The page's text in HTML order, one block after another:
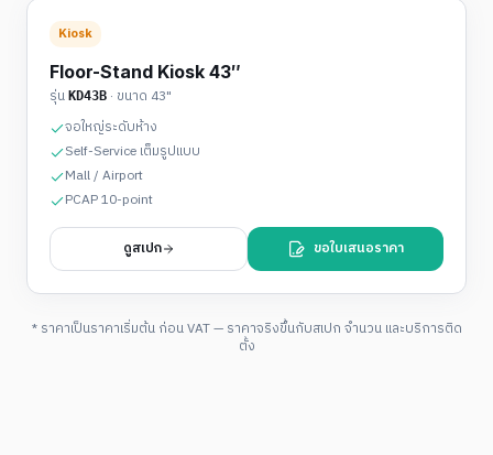
Kiosk
Floor-Stand Kiosk 43″
รุ่น KD43B · ขนาด 43"
จอใหญ่ระดับห้าง
Self-Service เต็มรูปแบบ
Mall / Airport
PCAP 10-point
ดูสเปก ขอใบเสนอราคา
* ราคาเป็นราคาเริ่มต้น ก่อน VAT — ราคาจริงขึ้นกับสเปก จำนวน และบริการติด
ตั้ง